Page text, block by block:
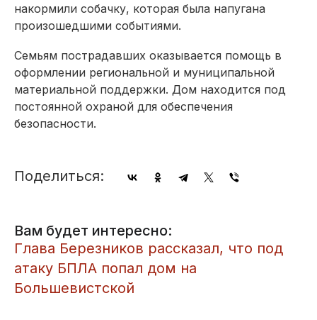
накормили собачку, которая была напугана
произошедшими событиями.
Семьям пострадавших оказывается помощь в
оформлении региональной и муниципальной
материальной поддержки. Дом находится под
постоянной охраной для обеспечения
безопасности.
Поделиться:
Вам будет интересно:
​Глава Березников рассказал, что под
атаку БПЛА попал дом на
Большевистской